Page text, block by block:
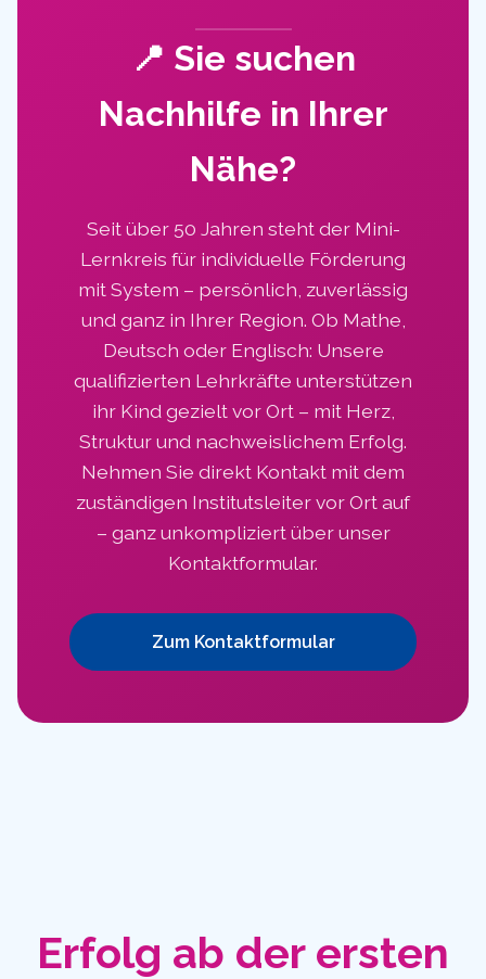
📍 Sie suchen
Nachhilfe in Ihrer
Nähe?
Seit über 50 Jahren steht der Mini-
Lernkreis für individuelle Förderung
mit System – persönlich, zuverlässig
und ganz in Ihrer Region. Ob Mathe,
Deutsch oder Englisch: Unsere
qualifizierten Lehrkräfte unterstützen
ihr Kind gezielt vor Ort – mit Herz,
Struktur und nachweislichem Erfolg.
Nehmen Sie direkt Kontakt mit dem
zuständigen Institutsleiter vor Ort auf
– ganz unkompliziert über unser
Kontaktformular.
Zum Kontaktformular
Erfolg ab der ersten